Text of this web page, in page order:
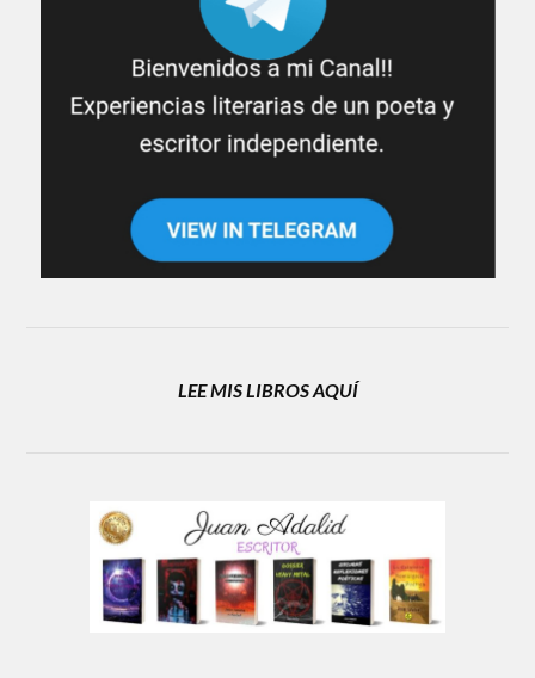
LEE MIS LIBROS AQUÍ